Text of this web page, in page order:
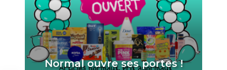
Normal ouvre ses portes !